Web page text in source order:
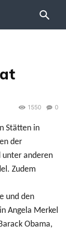
0
1550
Stätten in
der
unter anderen
Zudem
und den
Angela Merkel
Obama,